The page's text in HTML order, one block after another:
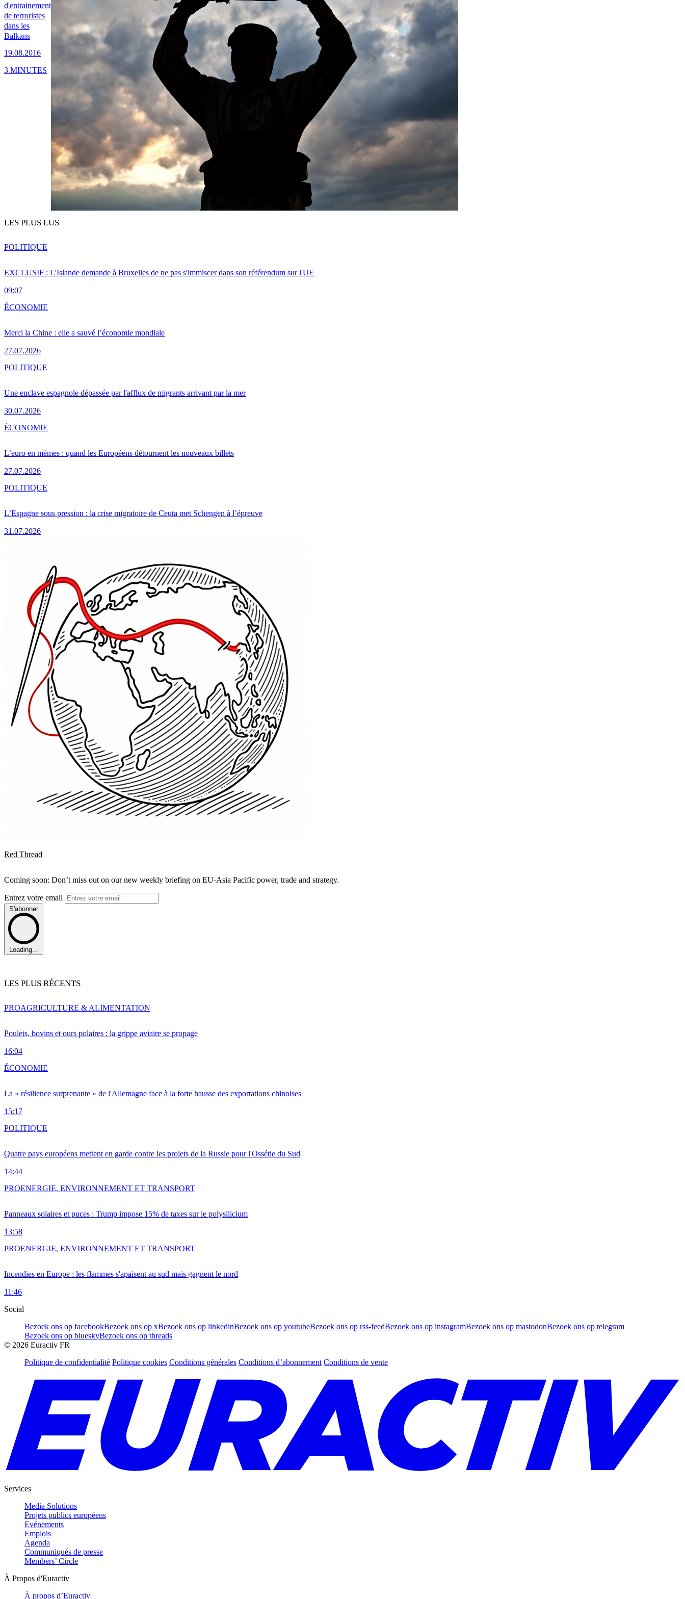
d'entrainement
de terroristes
dans les
Balkans
19.08.2016
3 MINUTES
LES PLUS LUS
EXCLUSIF : L'Islande demande à Bruxelles de ne pas s'immiscer dans son référendum sur l'UE
09:07
POLITIQUE
Merci la Chine : elle a sauvé l’économie mondiale
27.07.2026
ÉCONOMIE
Une enclave espagnole dépassée par l'afflux de migrants arrivant par la mer
30.07.2026
POLITIQUE
L’euro en mèmes : quand les Européens détournent les nouveaux billets
27.07.2026
ÉCONOMIE
L’Espagne sous pression : la crise migratoire de Ceuta met Schengen à l’épreuve
31.07.2026
POLITIQUE
Red Thread
Coming soon: Don’t miss out on our new weekly briefing on EU-Asia Pacific power, trade and strategy.
Entrez votre email
S'abonner
Loading...
LES PLUS RÉCENTS
Poulets, bovins et ours polaires : la grippe aviaire se propage
16:04
PROAGRICULTURE & ALIMENTATION
La « résilience surprenante » de l'Allemagne face à la forte hausse des exportations chinoises
15:17
ÉCONOMIE
Quatre pays européens mettent en garde contre les projets de la Russie pour l'Ossétie du Sud
14:44
POLITIQUE
Panneaux solaires et puces : Trump impose 15% de taxes sur le polysilicium
13:58
PROENERGIE, ENVIRONNEMENT ET TRANSPORT
Incendies en Europe : les flammes s'apaisent au sud mais gagnent le nord
11:46
PROENERGIE, ENVIRONNEMENT ET TRANSPORT
Social
Bezoek ons op facebookBezoek ons op xBezoek ons op linkedinBezoek ons op youtubeBezoek ons op rss-feedBezoek ons op instagramBezoek ons op mastodonBezoek ons op telegram
Bezoek ons op blueskyBezoek ons op threads
© 2026 Euractiv FR
Politique de confidentialité Politique cookies Conditions générales Conditions d’abonnement Conditions de vente
Services
Media Solutions
Projets publics européens
Evénements
Emplois
Agenda
Communiqués de presse
Members’ Circle
À Propos d'Euractiv
À propos d’Euractiv